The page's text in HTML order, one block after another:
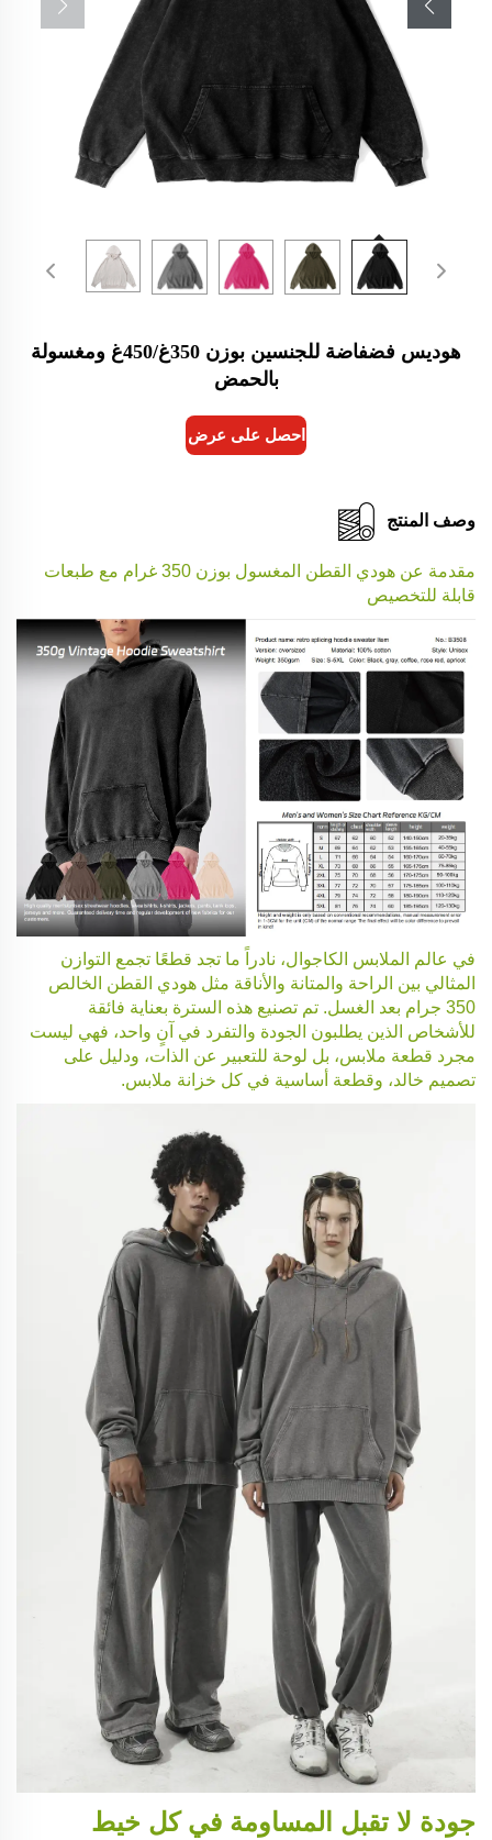
هوديس فضفاضة للجنسين بوزن 350غ/450غ ومغسولة
بالحمض
احصل على عرض أسعار
وصف المنتج
مقدمة عن هودي القطن المغسول بوزن 350 غرام مع طبعات
قابلة للتخصيص
في عالم الملابس الكاجوال، نادراً ما تجد قطعًا تجمع التوازن
المثالي بين الراحة والمتانة والأناقة مثل هودي القطن الخالص
350 جرام بعد الغسل. تم تصنيع هذه السترة بعناية فائقة
للأشخاص الذين يطلبون الجودة والتفرد في آنٍ واحد، فهي ليست
مجرد قطعة ملابس، بل لوحة للتعبير عن الذات، ودليل على
تصميم خالد، وقطعة أساسية في كل خزانة ملابس.
جودة لا تقبل المساومة في كل خيط